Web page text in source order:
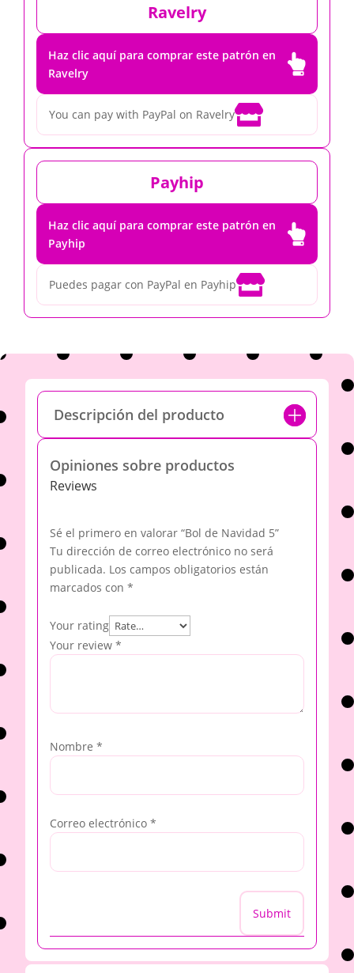
Ravelry
Haz clic aquí para comprar este patrón en
Ravelry

You can pay with PayPal on Ravelry
Payhip
Haz clic aquí para comprar este patrón en
Payhip

Puedes pagar con PayPal en Payhip
Descripción del producto
Opiniones sobre productos
Reviews
Sé el primero en valorar “Bol de Navidad 5”
Tu dirección de correo electrónico no será
publicada. Los campos obligatorios están
marcados con *
Your rating
Your review *
Nombre *
Correo electrónico *
Submit